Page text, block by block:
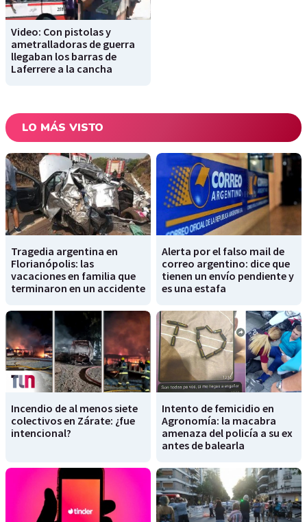
Video: Con pistolas y
ametralladoras de guerra
llegaban los barras de
Laferrere a la cancha
LO MÁS VISTO
Tragedia argentina en
Florianópolis: las
vacaciones en familia que
terminaron en un accidente
Alerta por el falso mail de
correo argentino: dice que
tienen un envío pendiente y
es una estafa
Incendio de al menos siete
colectivos en Zárate: ¿fue
intencional?
Intento de femicidio en
Agronomía: la macabra
amenaza del policía a su ex
antes de balearla